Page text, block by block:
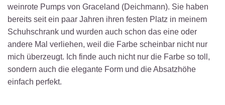
weinrote Pumps von Graceland (Deichmann). Sie haben
bereits seit ein paar Jahren ihren festen Platz in meinem
Schuhschrank und wurden auch schon das eine oder
andere Mal verliehen, weil die Farbe scheinbar nicht nur
mich überzeugt. Ich finde auch nicht nur die Farbe so toll,
sondern auch die elegante Form und die Absatzhöhe
einfach perfekt.